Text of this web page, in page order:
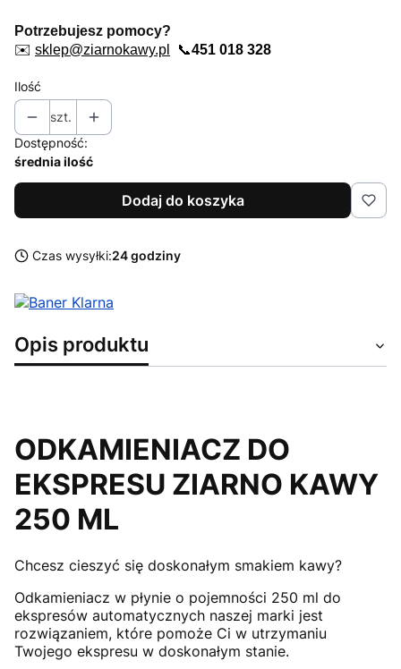
Potrzebujesz pomocy?
✉️ sklep@ziarnokawy.pl 📞451 018 328
Ilość
szt.
Dostępność:
średnia ilość
Dodaj do koszyka
Czas wysyłki:24 godziny
Opis produktu
ODKAMIENIACZ DO
EKSPRESU ZIARNO KAWY
250 ML
Chcesz cieszyć się doskonałym smakiem kawy?
Odkamieniacz w płynie o pojemności 250 ml do
ekspresów automatycznych naszej marki jest
rozwiązaniem, które pomoże Ci w utrzymaniu
Twojego ekspresu w doskonałym stanie.